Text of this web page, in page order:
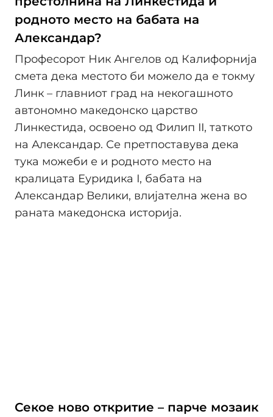
родното место на бабата на
Александар?
Професорот Ник Ангелов од Калифорнија
смета дека местото би можело да е токму
Линк – главниот град на некогашното
автономно македонско царство
Линкестида, освоено од Филип II, таткото
на Александар. Се претпоставува дека
тука можеби е и родното место на
кралицата Еуридика I, бабата на
Александар Велики, влијателна жена во
раната македонска историја.
Секое ново откритие – парче мозаик